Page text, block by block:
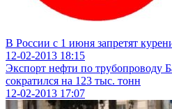
В России с 1 июня запретят
12-02-2013 18:15
Экспорт нефти по трубопроводу
сократился на 123 тыс. тонн
12-02-2013 17:07